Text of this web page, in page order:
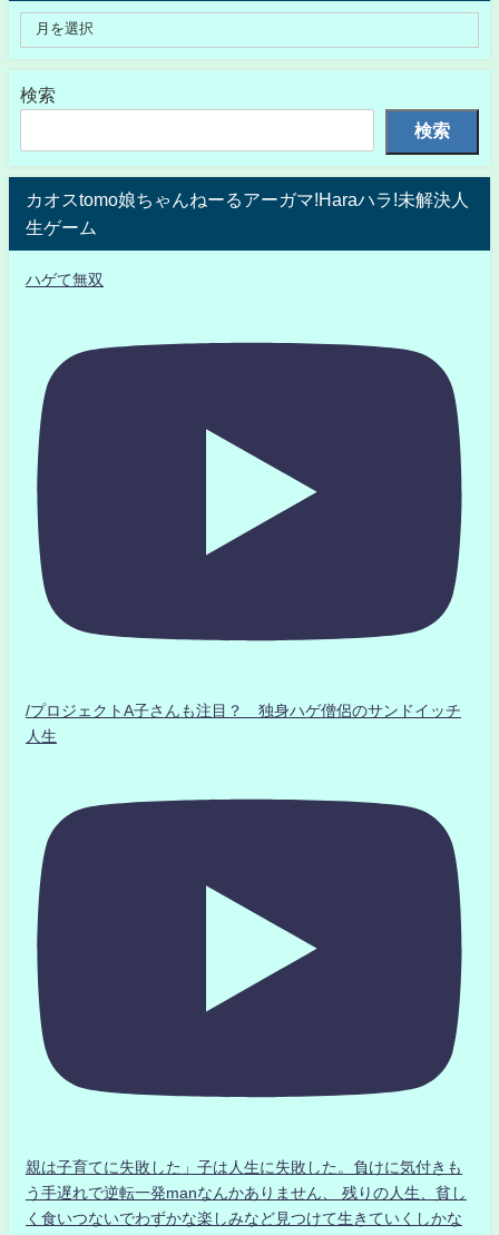
検索
検索
カオスtomo娘ちゃんねーるアーガマ!Haraハラ!未解決人
生ゲーム
ハゲて無双
/プロジェクトA子さんも注目？ 独身ハゲ僧侶のサンドイッチ
人生
親は子育てに失敗した」子は人生に失敗した。負けに気付きも
う手遅れで逆転一発manなんかありません、 残りの人生、貧し
く食いつないでわずかな楽しみなど見つけて生きていくしかな